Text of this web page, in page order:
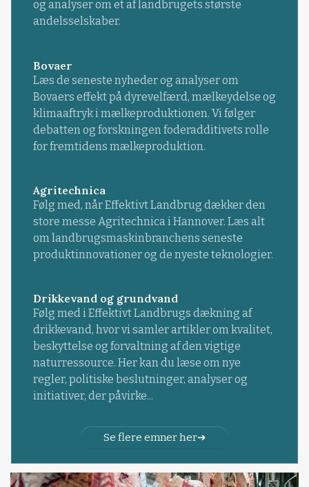
og analyser om et af landbrugets største
andelsselskaber.
Bovaer
Læs de seneste nyheder og analyser om
Bovaers effekt på dyrevelfærd, mælkeydelse og
klimaaftryk i mælkeproduktionen. Vi følger
debatten og forskningen foderadditivets rolle
for fremtidens mælkeproduktion.
Agritechnica
Følg med, når Effektivt Landbrug dækker den
store messe Agritechnica i Hannover. Læs alt
om landbrugsmaskinbranchens seneste
produktinnovationer og de nyeste teknologier.
Drikkevand og grundvand
Følg med i Effektivt Landbrugs dækning af
drikkevand, hvor vi samler artikler om kvalitet,
beskyttelse og forvaltning af den vigtige
naturressource. Her kan du læse om nye
regler, politiske beslutninger, analyser og
initiativer, der påvirke...
Se flere emner her